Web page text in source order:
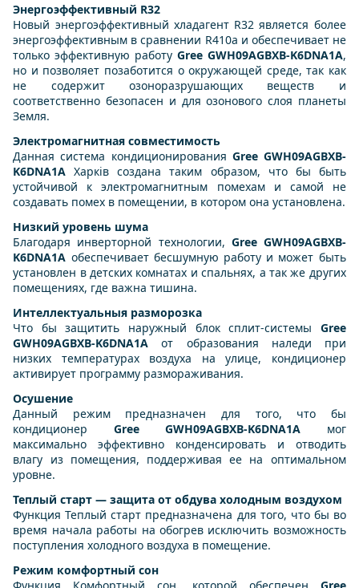
Энергоэффективный R32
Новый энергоэффективный хладагент R32 является более
энергоэффективным в сравнении R410a и обеспечивает не
только эффективную работу Gree GWH09AGBXB-K6DNA1A,
но и позволяет позаботится о окружающей среде, так как
не содержит озоноразрушающих веществ и
соответственно безопасен и для озонового слоя планеты
Земля.
Электромагнитная совместимость
Данная система кондиционирования Gree GWH09AGBXB-
K6DNA1A Харків создана таким образом, что бы быть
устойчивой к электромагнитным помехам и самой не
создавать помех в помещении, в котором она установлена.
Низкий уровень шума
Благодаря инверторной технологии, Gree GWH09AGBXB-
K6DNA1A обеспечивает бесшумную работу и может быть
установлен в детских комнатах и спальнях, а так же других
помещениях, где важна тишина.
Интеллектуальныя разморозка
Что бы защитить наружный блок сплит-системы Gree
GWH09AGBXB-K6DNA1A от образования наледи при
низких температурах воздуха на улице, кондиционер
активирует программу размораживания.
Осушение
Данный режим предназначен для того, что бы
кондиционер Gree GWH09AGBXB-K6DNA1A мог
максимально эффективно конденсировать и отводить
влагу из помещения, поддерживая ее на оптимальном
уровне.
Теплый старт — защита от обдува холодным воздухом
Функция Теплый старт предназначена для того, что бы во
время начала работы на обогрев исключить возможность
поступления холодного воздуха в помещение.
Режим комфортный сон